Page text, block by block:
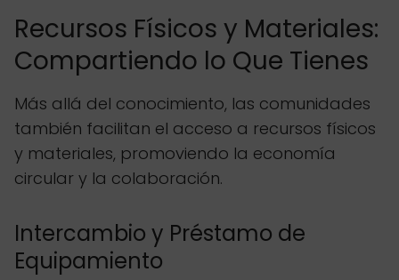
Recursos Físicos y Materiales:
Compartiendo lo Que Tienes
Más allá del conocimiento, las comunidades
también facilitan el acceso a recursos físicos
y materiales, promoviendo la economía
circular y la colaboración.
Intercambio y Préstamo de
Equipamiento